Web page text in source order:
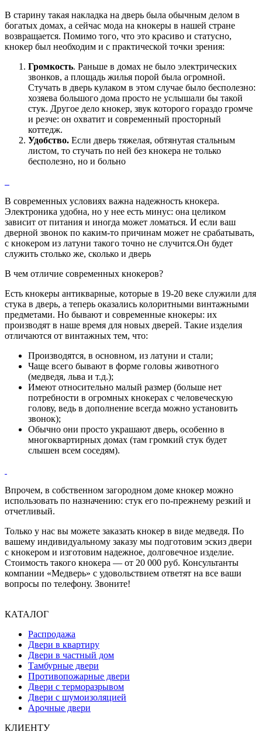
В старину такая накладка на дверь была обычным делом в
богатых домах, а сейчас мода на кнокеры в нашей стране
возвращается. Помимо того, что это красиво и статусно,
кнокер был необходим и с практической точки зрения:
Громкость. Раньше в домах не было электрических
звонков, а площадь жилья порой была огромной.
Стучать в дверь кулаком в этом случае было бесполезно:
хозяева большого дома просто не услышали бы такой
стук. Другое дело кнокер, звук которого гораздо громче
и резче: он охватит и современный просторный
коттедж.
Удобство. Если дверь тяжелая, обтянутая стальным
листом, то стучать по ней без кнокера не только
бесполезно, но и больно
В современных условиях важна надежность кнокера.
Электроника удобна, но у нее есть минус: она целиком
зависит от питания и иногда может ломаться. И если ваш
дверной звонок по каким-то причинам может не срабатывать,
с кнокером из латуни такого точно не случится.Он будет
служить столько же, сколько и дверь
В чем отличие современных кнокеров?
Есть кнокеры антикварные, которые в 19-20 веке служили для
стука в дверь, а теперь оказались колоритными винтажными
предметами. Но бывают и современные кнокеры: их
производят в наше время для новых дверей. Такие изделия
отличаются от винтажных тем, что:
Производятся, в основном, из латуни и стали;
Чаще всего бывают в форме головы животного
(медведя, льва и т.д.);
Имеют относительно малый размер (больше нет
потребности в огромных кнокерах с человеческую
голову, ведь в дополнение всегда можно установить
звонок);
Обычно они просто украшают дверь, особенно в
многоквартирных домах (там громкий стук будет
слышен всем соседям).
Впрочем, в собственном загородном доме кнокер можно
использовать по назначению: стук его по-прежнему резкий и
отчетливый.
Только у нас вы можете заказать кнокер в виде медведя. По
вашему индивидуальному заказу мы подготовим эскиз двери
с кнокером и изготовим надежное, долговечное изделие.
Стоимость такого кнокера — от 20 000 руб. Консультанты
компании «Медверь» с удовольствием ответят на все ваши
вопросы по телефону. Звоните!
КАТАЛОГ
Распродажа
Двери в квартиру
Двери в частный дом
Тамбурные двери
Противопожарные двери
Двери с терморазрывом
Двери с шумоизоляцией
Арочные двери
КЛИЕНТУ